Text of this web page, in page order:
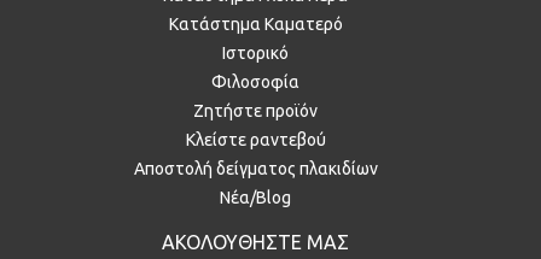
Κατάστημα Καματερό
Ιστορικό
Φιλοσοφία
Ζητήστε προϊόν
Κλείστε ραντεβού
Αποστολή δείγματος πλακιδίων
Νέα/Blog
ΑΚΟΛΟΥΘΗΣΤΕ ΜΑΣ